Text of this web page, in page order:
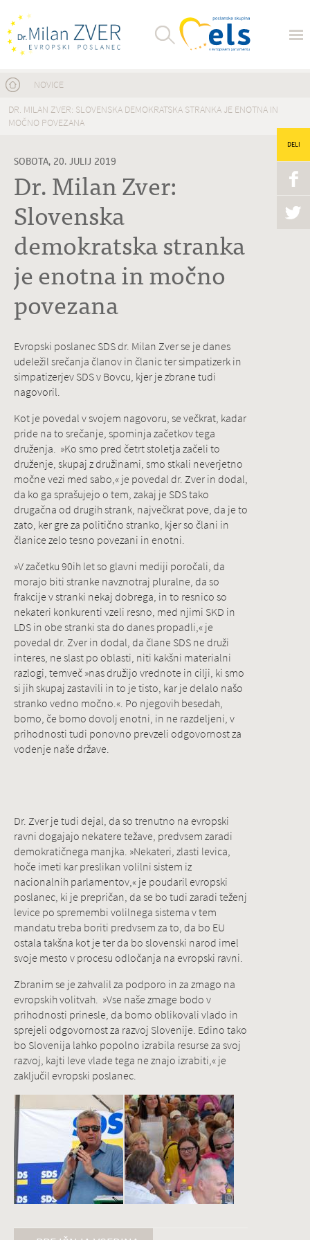
Nahajate se tukaj
NOVICE
DR. MILAN ZVER: SLOVENSKA DEMOKRATSKA STRANKA JE ENOTNA IN
MOČNO POVEZANA
SOBOTA, 20. JULIJ 2019
Dr. Milan Zver:
Slovenska
demokratska stranka
je enotna in močno
povezana
DELI
Evropski poslanec SDS dr. Milan Zver se je danes
udeležil srečanja članov in članic ter simpatizerk in
simpatizerjev SDS v Bovcu, kjer je zbrane tudi
nagovoril.
Kot je povedal v svojem nagovoru, se večkrat, kadar
pride na to srečanje, spominja začetkov tega
druženja. »Ko smo pred četrt stoletja začeli to
druženje, skupaj z družinami, smo stkali neverjetno
močne vezi med sabo,« je povedal dr. Zver in dodal,
da ko ga sprašujejo o tem, zakaj je SDS tako
drugačna od drugih strank, največkrat pove, da je to
zato, ker gre za politično stranko, kjer so člani in
članice zelo tesno povezani in enotni.
»V začetku 90ih let so glavni mediji poročali, da
morajo biti stranke navznotraj pluralne, da so
frakcije v stranki nekaj dobrega, in to resnico so
nekateri konkurenti vzeli resno, med njimi SKD in
LDS in obe stranki sta do danes propadli,« je
povedal dr. Zver in dodal, da člane SDS ne druži
interes, ne slast po oblasti, niti kakšni materialni
razlogi, temveč »nas družijo vrednote in cilji, ki smo
si jih skupaj zastavili in to je tisto, kar je delalo našo
stranko vedno močno.«. Po njegovih besedah,
bomo, če bomo dovolj enotni, in ne razdeljeni, v
prihodnosti tudi ponovno prevzeli odgovornost za
vodenje naše države.
Dr. Zver je tudi dejal, da so trenutno na evropski
ravni dogajajo nekatere težave, predvsem zaradi
demokratičnega manjka. »Nekateri, zlasti levica,
hoče imeti kar preslikan volilni sistem iz
nacionalnih parlamentov,« je poudaril evropski
poslanec, ki je prepričan, da se bo tudi zaradi teženj
levice po spremembi volilnega sistema v tem
mandatu treba boriti predvsem za to, da bo EU
ostala takšna kot je ter da bo slovenski narod imel
svoje mesto v procesu odločanja na evropski ravni.
Zbranim se je zahvalil za podporo in za zmago na
evropskih volitvah. »Vse naše zmage bodo v
prihodnosti prinesle, da bomo oblikovali vlado in
sprejeli odgovornost za razvoj Slovenije. Edino tako
bo Slovenija lahko popolno izrabila resurse za svoj
razvoj, kajti leve vlade tega ne znajo izrabiti,« je
zaključil evropski poslanec.